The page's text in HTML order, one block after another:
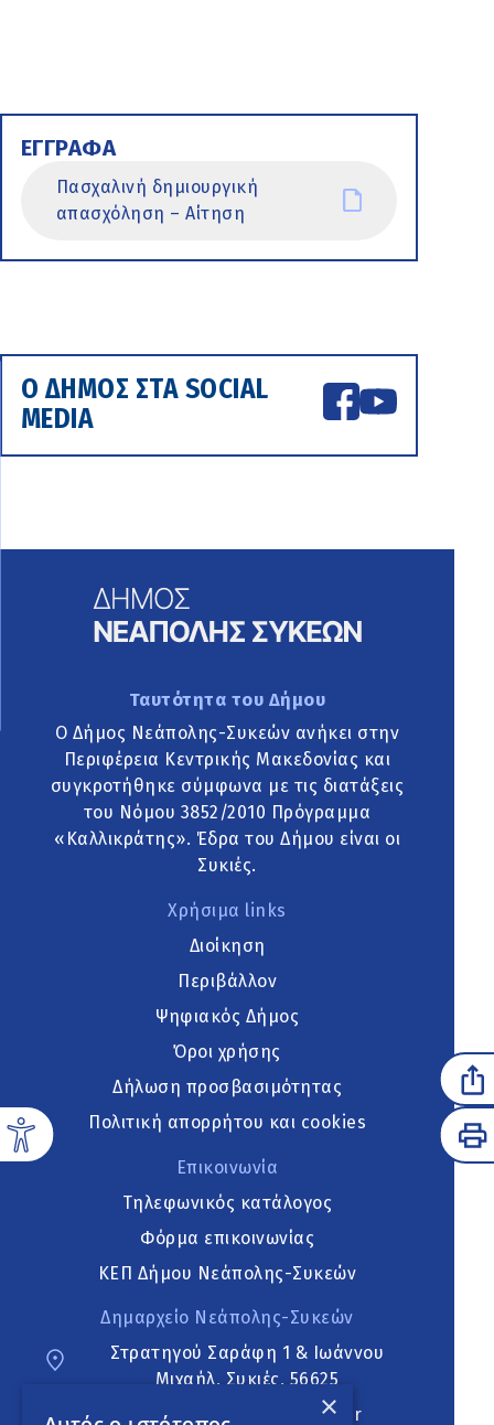
ΕΓΓΡΑΦΑ
Πασχαλινή δημιουργική
απασχόληση – Αίτηση
Ο ΔΗΜΟΣ ΣΤΑ SOCIAL
MEDIA
Ταυτότητα του Δήμου
Ο Δήμος Νεάπολης-Συκεών ανήκει στην
Περιφέρεια Κεντρικής Μακεδονίας και
συγκροτήθηκε σύμφωνα με τις διατάξεις
του Νόμου 3852/2010 Πρόγραμμα
«Καλλικράτης». Έδρα του Δήμου είναι οι
Συκιές.
Χρήσιμα links
Διοίκηση
Περιβάλλον
Ψηφιακός Δήμος
Όροι χρήσης
Δήλωση προσβασιμότητας
Πολιτική απορρήτου και cookies
Επικοινωνία
Τηλεφωνικός κατάλογος
Φόρμα επικοινωνίας
ΚΕΠ Δήμου Νεάπολης-Συκεών
Δημαρχείο Νεάπολης-Συκεών
Στρατηγού Σαράφη 1 & Ιωάννου
Μιχαήλ, Συκιές, 56625
neapoli.sykies@ddt.gov.gr
×